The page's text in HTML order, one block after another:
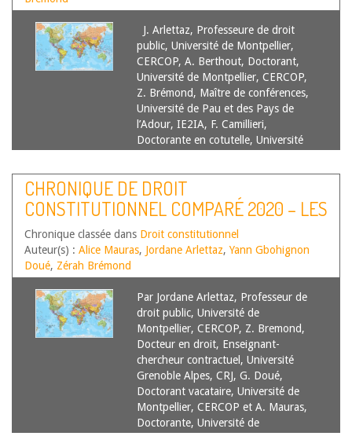
DES POSSIBLES
J. Arlettaz, Professeure de droit
public, Université de Montpellier,
CERCOP, A. Berthout, Doctorant,
Université de Montpellier, CERCOP,
Z. Brémond, Maître de conférences,
Université de Pau et des Pays de
l’Adour, IE2IA, F. Camillieri,
Doctorante en cotutelle, Université
CHRONIQUE DE DROIT
CONSTITUTIONNEL COMPARÉ 2020 – LES
EXCLUS DU DROIT DE VOTE OU LES
NOUVEAUX ENJEUX DE LA
CITOYENNETÉ
Chronique classée dans Droit constitutionnel
Auteur(s) : Alice Mauras, Jordane Arlettaz, Yann Gbohignon
Doué, Zérah Brémond
Par Jordane Arlettaz, Professeur de
droit public, Université de
Montpellier, CERCOP, Z. Bremond,
Docteur en droit, Enseignant-
chercheur contractuel, Université
Grenoble Alpes, CRJ, G. Doué,
Doctorant vacataire, Université de
Montpellier, CERCOP et A. Mauras,
Doctorante, Université de